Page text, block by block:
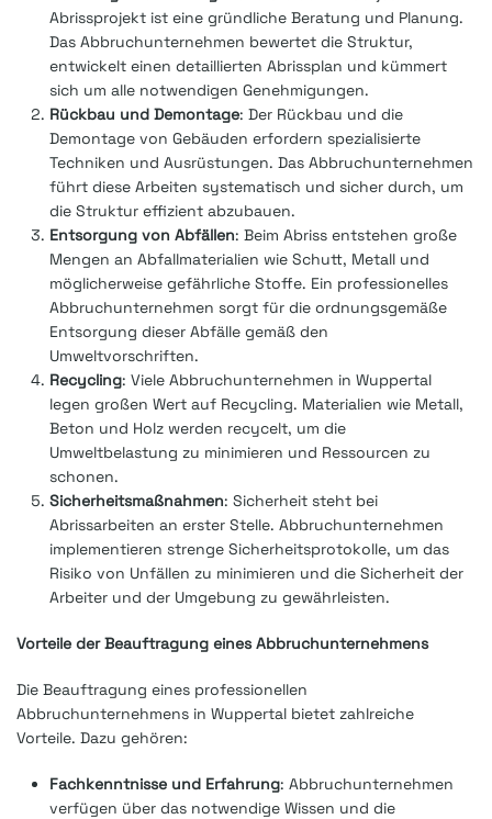
Abrissprojekt ist eine gründliche Beratung und Planung.
Das Abbruchunternehmen bewertet die Struktur,
entwickelt einen detaillierten Abrissplan und kümmert
sich um alle notwendigen Genehmigungen.
Rückbau und Demontage: Der Rückbau und die
Demontage von Gebäuden erfordern spezialisierte
Techniken und Ausrüstungen. Das Abbruchunternehmen
führt diese Arbeiten systematisch und sicher durch, um
die Struktur effizient abzubauen.
Entsorgung von Abfällen: Beim Abriss entstehen große
Mengen an Abfallmaterialien wie Schutt, Metall und
möglicherweise gefährliche Stoffe. Ein professionelles
Abbruchunternehmen sorgt für die ordnungsgemäße
Entsorgung dieser Abfälle gemäß den
Umweltvorschriften.
Recycling: Viele Abbruchunternehmen in Wuppertal
legen großen Wert auf Recycling. Materialien wie Metall,
Beton und Holz werden recycelt, um die
Umweltbelastung zu minimieren und Ressourcen zu
schonen.
Sicherheitsmaßnahmen: Sicherheit steht bei
Abrissarbeiten an erster Stelle. Abbruchunternehmen
implementieren strenge Sicherheitsprotokolle, um das
Risiko von Unfällen zu minimieren und die Sicherheit der
Arbeiter und der Umgebung zu gewährleisten.
Vorteile der Beauftragung eines Abbruchunternehmens
Die Beauftragung eines professionellen
Abbruchunternehmens in Wuppertal bietet zahlreiche
Vorteile. Dazu gehören:
Fachkenntnisse und Erfahrung: Abbruchunternehmen
verfügen über das notwendige Wissen und die